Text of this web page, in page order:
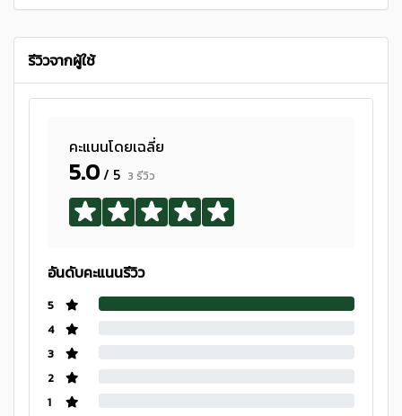
รีวิวจากผู้ใช้
คะแนนโดยเฉลี่ย
5.0/ 5 3 รีวิว
อันดับคะแนนรีวิว
5
4
3
2
1